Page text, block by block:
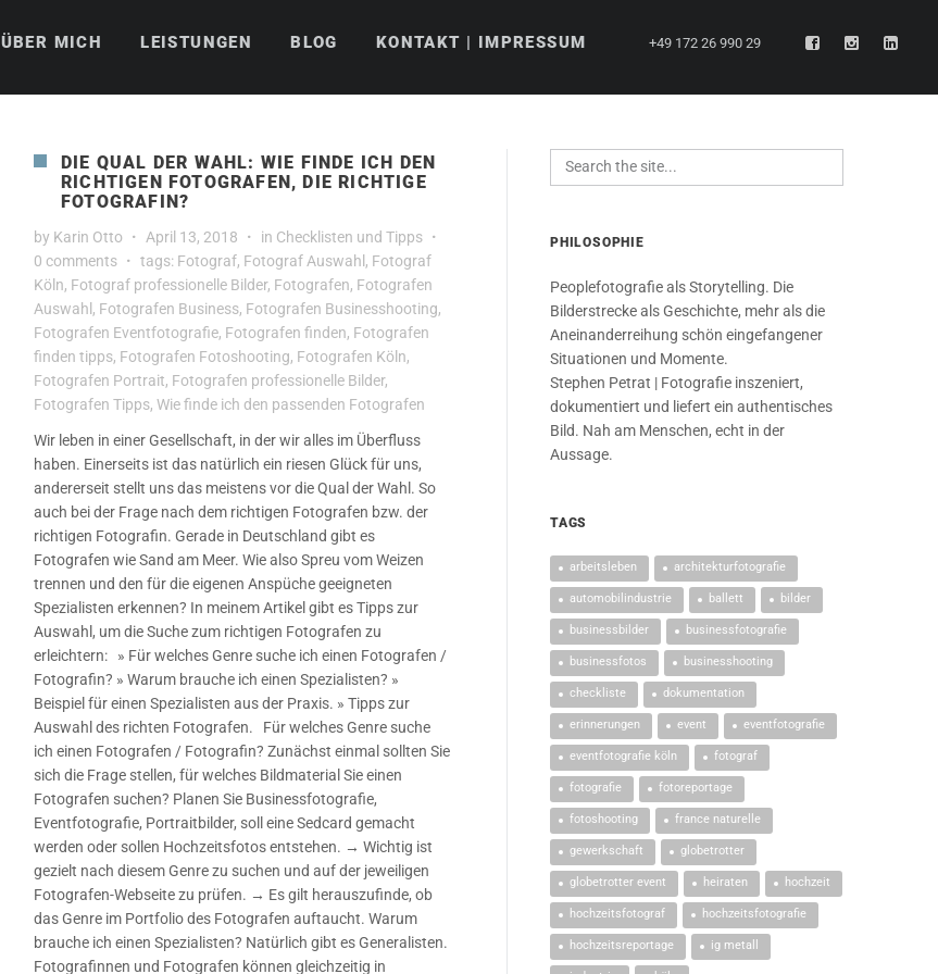
ÜBER MICH LEISTUNGEN BLOG KONTAKT | IMPRESSUM +49 172 26 990 29
DIE QUAL DER WAHL: WIE FINDE ICH DEN
RICHTIGEN FOTOGRAFEN, DIE RICHTIGE
FOTOGRAFIN?
by Karin Otto April 13, 2018 in Checklisten und Tipps
0 comments
tags: Fotograf, Fotograf Auswahl , Fotograf
Köln, Fotograf professionelle Bilder, Fotografen, Fotografen
Auswahl , Fotografen Business, Fotografen Businesshooting,
Fotografen Eventfotografie, Fotografen finden, Fotografen
finden tipps, Fotografen Fotoshooting, Fotografen Köln,
Fotografen Portrait, Fotografen professionelle Bilder,
Fotografen Tipps, Wie finde ich den passenden Fotografen
Wir leben in einer Gesellschaft, in der wir alles im Überfluss
haben. Einerseits ist das natürlich ein riesen Glück für uns,
andererseit stellt uns das meistens vor die Qual der Wahl. So
auch bei der Frage nach dem richtigen Fotografen bzw. der
richtigen Fotografin. Gerade in Deutschland gibt es
Fotografen wie Sand am Meer. Wie also Spreu vom Weizen
trennen und den für die eigenen Anspüche geeigneten
Spezialisten erkennen? In meinem Artikel gibt es Tipps zur
Auswahl, um die Suche zum richtigen Fotografen zu
erleichtern: » Für welches Genre suche ich einen Fotografen /
Fotografin? » Warum brauche ich einen Spezialisten? »
Beispiel für einen Spezialisten aus der Praxis. » Tipps zur
Auswahl des richten Fotografen. Für welches Genre suche
ich einen Fotografen / Fotografin? Zunächst einmal sollten Sie
sich die Frage stellen, für welches Bildmaterial Sie einen
Fotografen suchen? Planen Sie Businessfotografie,
Eventfotografie, Portraitbilder, soll eine Sedcard gemacht
werden oder sollen Hochzeitsfotos entstehen. → Wichtig ist
gezielt nach diesem Genre zu suchen und auf der jeweiligen
Fotografen-Webseite zu prüfen. → Es gilt herauszufinde, ob
das Genre im Portfolio des Fotografen auftaucht. Warum
brauche ich einen Spezialisten? Natürlich gibt es Generalisten.
Fotografinnen und Fotografen können gleichzeitig in
PHILOSOPHIE
Peoplefotografie als Storytelling. Die
Bilderstrecke als Geschichte, mehr als die
Aneinanderreihung schön eingefangener
Situationen und Momente.
Stephen Petrat | Fotografie inszeniert,
dokumentiert und liefert ein authentisches
Bild. Nah am Menschen, echt in der
Aussage.
TAGS
arbeitsleben architekturfotografie
automobilindustrie ballett bilder
businessbilder businessfotografie
businessfotos businesshooting
checkliste dokumentation
erinnerungen event eventfotografie
eventfotografie köln fotograf
fotografie fotoreportage
fotoshooting france naturelle
gewerkschaft globetrotter
globetrotter event heiraten hochzeit
hochzeitsfotograf hochzeitsfotografie
hochzeitsreportage ig metall